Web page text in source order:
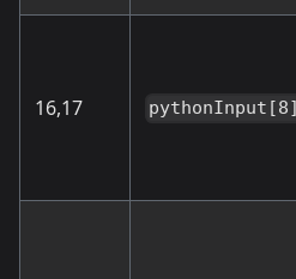
16,17 pythonInput[8]